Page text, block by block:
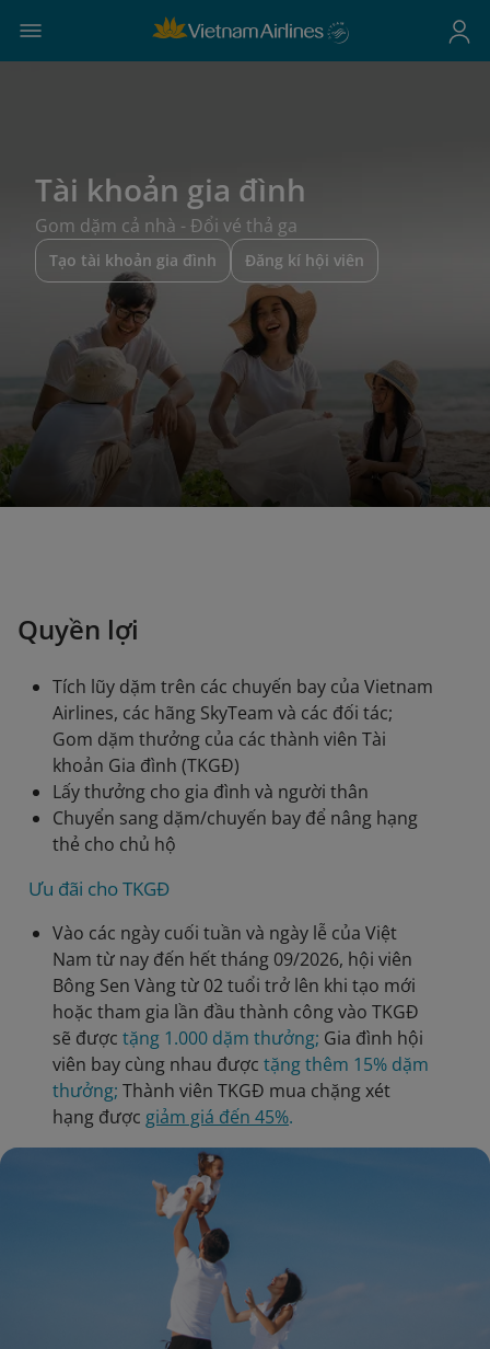
Tài khoản gia đình
Gom dặm cả nhà - Đổi vé thả ga
Tạo tài khoản gia đình Đăng kí hội viên
Quyền lợi
Tích lũy dặm trên các chuyến bay của Vietnam
Airlines, các hãng SkyTeam và các đối tác;
Gom dặm thưởng của các thành viên Tài
khoản Gia đình (TKGĐ)
Lấy thưởng cho gia đình và người thân
Chuyển sang dặm/chuyến bay để nâng hạng
thẻ cho chủ hộ
Ưu đãi cho TKGĐ
Vào các ngày cuối tuần và ngày lễ của Việt
Nam từ nay đến hết tháng 09/2026, hội viên
Bông Sen Vàng từ 02 tuổi trở lên khi tạo mới
hoặc tham gia lần đầu thành công vào TKGĐ
sẽ được tặng 1.000 dặm thưởng; Gia đình hội
viên bay cùng nhau được tặng thêm 15% dặm
thưởng; Thành viên TKGĐ mua chặng xét
hạng được giảm giá đến 45%.